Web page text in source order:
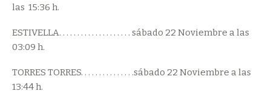
las 15:36 h.
ESTIVELLA. . . . . . . . . . . . . . . . . . . . sábado 22 Noviembre a las
03:09 h.
TORRES TORRES. . . . . . . . . . . . . . .sábado 22 Noviembre a las
13:44 h.